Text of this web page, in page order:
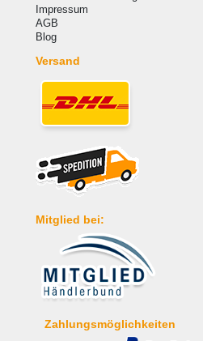
Impressum
AGB
Blog
Versand
Mitglied bei:
Zahlungsmöglichkeiten